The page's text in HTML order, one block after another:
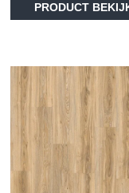
PRODUCT